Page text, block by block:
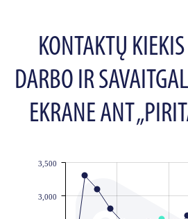
KONTAKTŲ
DARBO IR
EKRANE ANT
3,000
3,500 JS chart by amCharts